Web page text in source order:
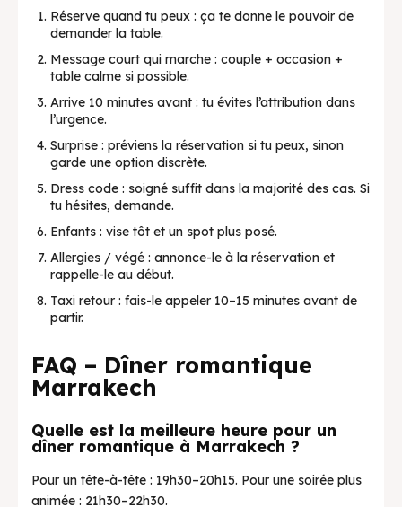
Réserve quand tu peux : ça te donne le pouvoir de
demander la table.
Message court qui marche : couple + occasion +
table calme si possible.
Arrive 10 minutes avant : tu évites l’attribution dans
l’urgence.
Surprise : préviens la réservation si tu peux, sinon
garde une option discrète.
Dress code : soigné suffit dans la majorité des cas. Si
tu hésites, demande.
Enfants : vise tôt et un spot plus posé.
Allergies / végé : annonce-le à la réservation et
rappelle-le au début.
Taxi retour : fais-le appeler 10–15 minutes avant de
partir.
FAQ – Dîner romantique
Marrakech
Quelle est la meilleure heure pour un
dîner romantique à Marrakech ?
Pour un tête-à-tête : 19h30–20h15. Pour une soirée plus
animée : 21h30–22h30.